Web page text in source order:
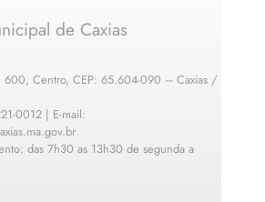
de Caxias
600, Centro, CEP: 65.604-090 – Caxias /
0012 | E-mail:
das 7h30 as 13h30 de segunda a